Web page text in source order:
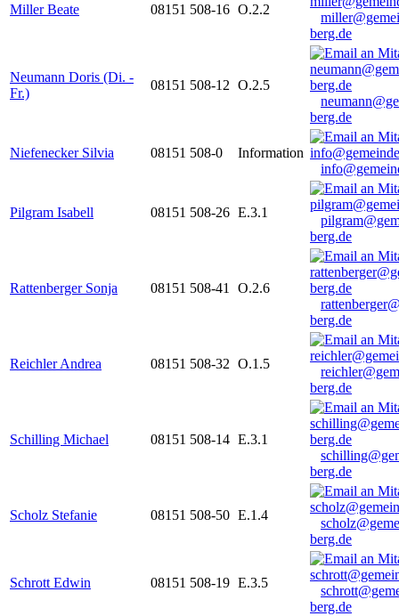
Miller Beate 08151 508-16 O.2.2
berg.de
Neumann Doris (Di. -
Fr.)
08151 508-12 O.2.5
berg.de
Niefenecker Silvia 08151 508-0
Information
Pilgram Isabell 08151 508-26 E.3.1
berg.de
Rattenberger Sonja 08151 508-41
O.2.6
berg.de
Reichler Andrea 08151 508-32 O.1.5
berg.de
Schilling Michael 08151 508-14 E.3.1
berg.de
Scholz Stefanie 08151 508-50 E.1.4
berg.de
Schrott Edwin 08151 508-19 E.3.5
berg.de